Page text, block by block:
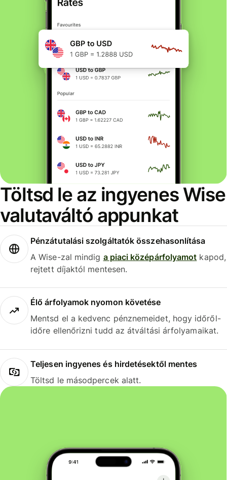
Töltsd le az ingyenes Wise
valutaváltó appunkat
Pénzátutalási szolgáltatók összehasonlítása
A Wise-zal mindig a piaci középárfolyamot kapod,
rejtett díjaktól mentesen.
Élő árfolyamok nyomon követése
Mentsd el a kedvenc pénznemeidet, hogy időről-
időre ellenőrizni tudd az átváltási árfolyamaikat.
Teljesen ingyenes és hirdetésektől mentes
Töltsd le másodpercek alatt.